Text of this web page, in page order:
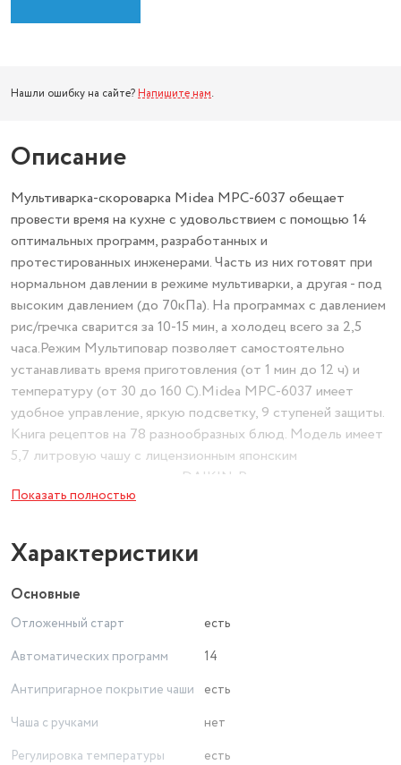
Нашли ошибку на сайте? Напишите нам.
Описание
Мультиварка-скороварка Midea MPC-6037 обещает
провести время на кухне с удовольствием с помощью 14
оптимальных программ, разработанных и
протестированных инженерами. Часть из них готовят при
нормальном давлении в режиме мультиварки, а другая - под
высоким давлением (до 70кПа). На программах с давлением
рис/гречка сварится за 10-15 мин, а холодец всего за 2,5
часа.Режим Мультиповар позволяет самостоятельно
устанавливать время приготовления (от 1 мин до 12 ч) и
температуру (от 30 до 160 С).Midea MPC-6037 имеет
удобное управление, яркую подсветку, 9 ступеней защиты.
Книга рецептов на 78 разнообразных блюд. Модель имеет
5,7 литровую чашу с лицензионным японским
антипригарным покрытием DAIKIN. Рекомендуется
использовать до 2/3 объема чаши.Съемная крышка - это
аксессуары можно мыть в посудомоечной машине.
Показать полностью
Характеристики
Основные
Отложенный старт
есть
Автоматических программ
14
Антипригарное покрытие чаши
есть
Чаша с ручками
нет
Регулировка температуры
есть